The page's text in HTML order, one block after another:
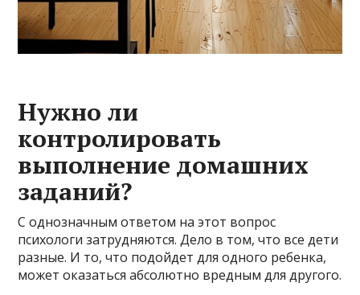
Нужно ли
контролировать
выполнение домашних
заданий?
С однозначным ответом на этот вопрос
психологи затрудняются. Дело в том, что все дети
разные. И то, что подойдет для одного ребенка,
может оказаться абсолютно вредным для другого.